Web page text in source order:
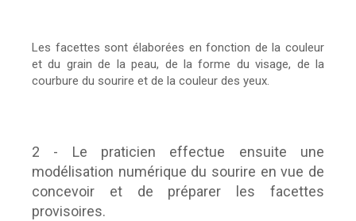
Les facettes sont élaborées en fonction de la couleur
et du grain de la peau, de la forme du visage, de la
courbure du sourire et de la couleur des yeux.
2 - Le praticien effectue ensuite une
modélisation numérique du sourire en vue de
concevoir et de préparer les facettes
provisoires.